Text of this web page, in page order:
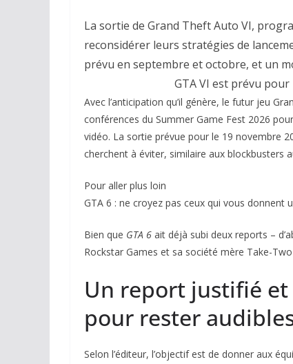
La sortie de Grand Theft Auto VI,
reconsidérer leurs stratégies de
prévu en septembre et octobre, et un
GTA VI est prévu
Avec l’anticipation qu’il génère, le futur jeu
conférences du Summer Game Fest 2026
vidéo. La sortie prévue pour le 19 novembre
cherchent à éviter, similaire aux blockbusters
Pour aller plus loin
GTA 6 : ne croyez pas ceux qui vous donnent
Bien que GTA 6 ait déjà subi deux reports –
Rockstar Games et sa société mère Take-
Un report justifié
pour rester
Selon l’éditeur, l’objectif est de donner aux